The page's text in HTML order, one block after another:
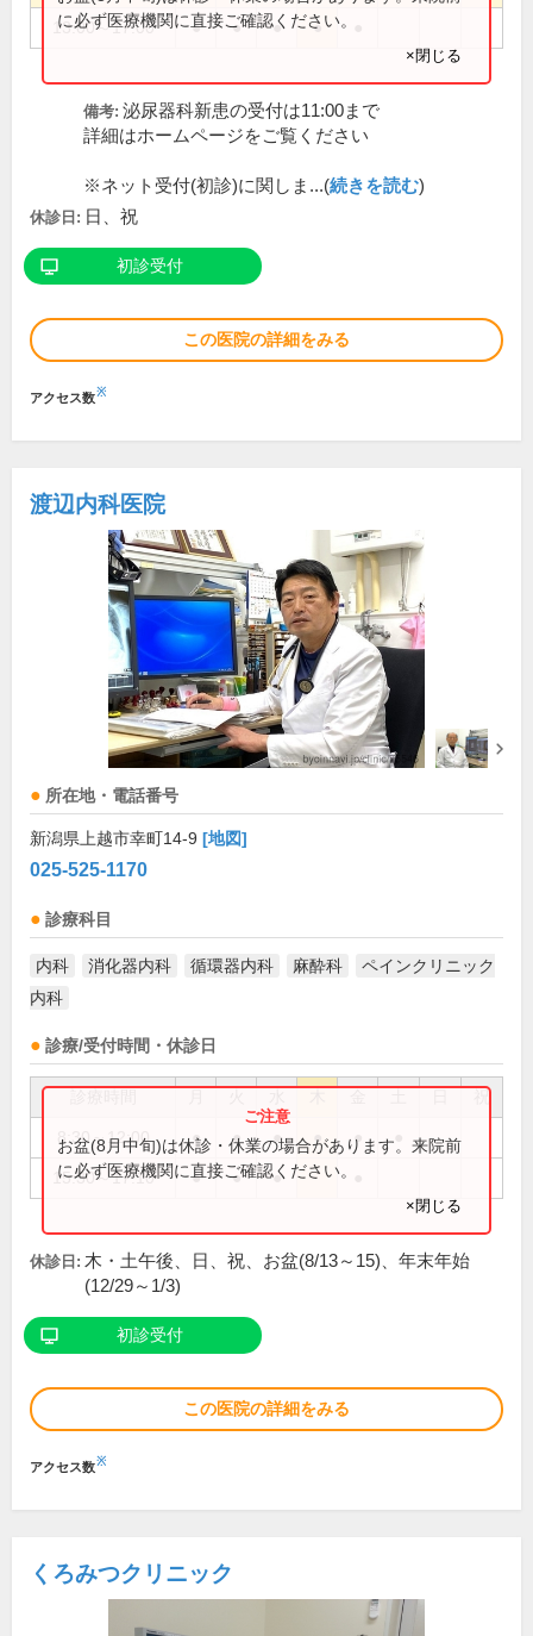
13:00～17:00 ● ● ● ●
に必ず医療機関に直接ご確認ください。
×閉じる
備考: 泌尿器科新患の受付は11:00まで
詳細はホームページをご覧ください
※ネット受付(初診)に関しま...(続きを読む)
休診日: 日、祝
初診受付
この医院の詳細をみる
アクセス数※
渡辺内科医院
所在地・電話番号
新潟県上越市幸町14-9 [地図]
025-525-1170
診療科目
内科 消化器内科 循環器内科 麻酔科
ペインクリニック
内科
診療/受付時間・休診日
祝
8:30～12:00 ● ● ● ● ●
15:30～17:10 ● ● ●
お盆(8月中旬)は休診・休業の場合があります。来院前
に必ず医療機関に直接ご確認ください。
×閉じる
休診日: 木・土午後、日、祝、お盆(8/13～15)、年末年始
(12/29～1/3)
初診受付
この医院の詳細をみる
アクセス数※
くろみつクリニック